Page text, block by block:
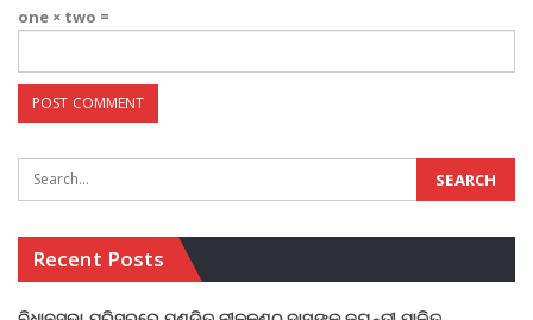
one × two =
Recent Posts